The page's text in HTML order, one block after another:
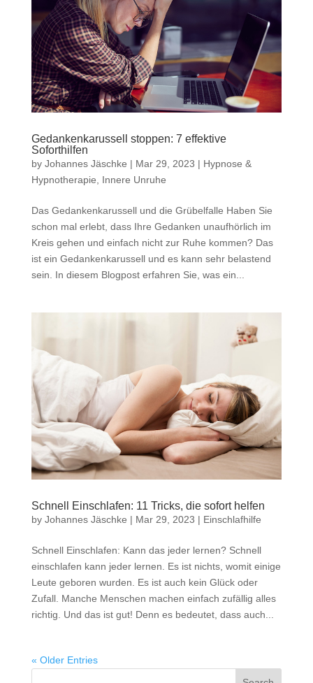
Gedankenkarussell stoppen: 7 effektive
Soforthilfen
by Johannes Jäschke | Mar 29, 2023 | Hypnose &
Hypnotherapie
Innere Unruhe
Das Gedankenkarussell und die Grübelfalle Haben Sie
schon mal erlebt, dass Ihre Gedanken unaufhörlich im
Kreis gehen und einfach nicht zur Ruhe kommen? Das
ist ein Gedankenkarussell und es kann sehr belastend
sein. In diesem Blogpost erfahren Sie, was ein...
Schnell Einschlafen: 11 Tricks, die sofort helfen
by Johannes Jäschke | Mar 29, 2023 | Einschlafhilfe
Schnell Einschlafen: Kann das jeder lernen? Schnell
einschlafen kann jeder lernen. Es ist nichts, womit einige
Leute geboren wurden. Es ist auch kein Glück oder
Zufall. Manche Menschen machen einfach zufällig alles
richtig. Und das ist gut! Denn es bedeutet, dass auch...
« Older Entries